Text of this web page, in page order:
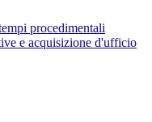
procedimentali
e acquisizione d'ufficio